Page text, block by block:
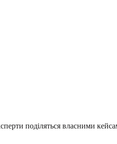
поділяться власними